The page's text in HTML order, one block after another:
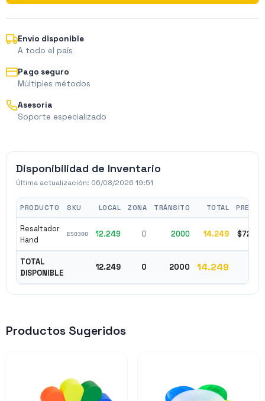
Envío disponible
A todo el país
Pago seguro
Múltiples métodos
Asesoría
Soporte especializado
Disponibilidad de Inventario
Última actualización: 06/08/2026 19:51
PRODUCTO SKU LOCAL ZONA TRÁNSITO TOTAL PRECIO
Resaltador
Hand
ES0300 12.249 0 2000 14.249 $7290
TOTAL
DISPONIBLE
12.249 0 2000 14.249
Productos Sugeridos